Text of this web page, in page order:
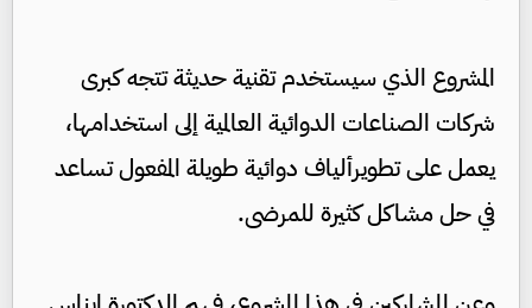
المشروع الذي سيستخدم تقنية حديثة تتجه كبرى
شركات الصناعات الدوائية العالمية إلى استخدامها،
يعمل على تطويرألياف دوائية طويلة المفعول تساعد
في حل مشاكل كثيرة للمرضى.